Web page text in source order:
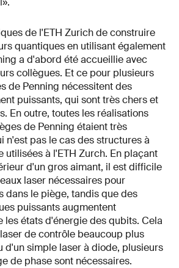
de l'ETH Zurich de construire
quantiques en utilisant également
a d'abord été accueillie avec
collègues. Et ce pour plusieurs
de Penning nécessitent des
puissants, qui sont très chers et
En outre, toutes les réalisations
de Penning étaient très
n'est pas le cas des structures à
utilisées à l'ETH Zurch. En plaçant
d'un gros aimant, il est difficile
laser nécessaires pour
dans le piège, tandis que des
puissants augmentent
les états d'énergie des qubits. Cela
de contrôle beaucoup plus
d'un simple laser à diode, plusieurs
de phase sont nécessaires.